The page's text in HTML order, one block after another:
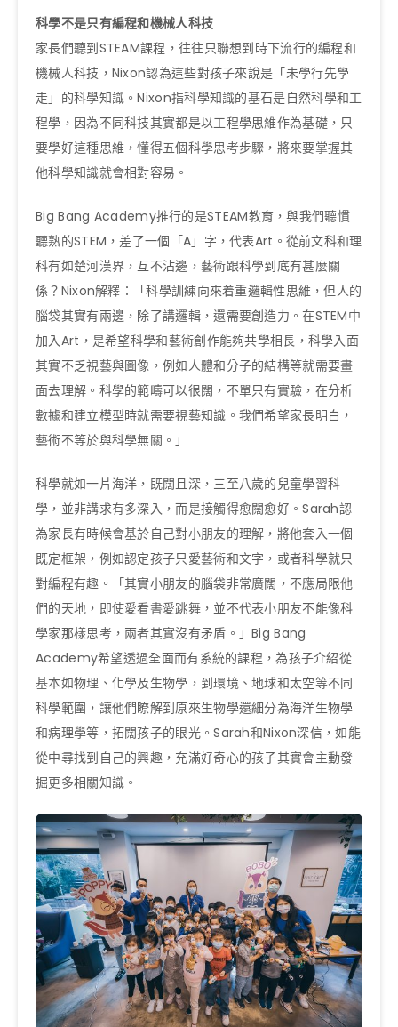
科學不是只有編程和機械人科技
家長們聽到STEAM課程，往往只聯想到時下流行的編程和
機械人科技，Nixon認為這些對孩子來說是「未學行先學
走」的科學知識。Nixon指科學知識的基石是自然科學和工
程學，因為不同科技其實都是以工程學思維作為基礎，只
要學好這種思維，懂得五個科學思考步驟，將來要掌握其
他科學知識就會相對容易。
Big Bang Academy推行的是STEAM教育，與我們聽慣
聽熟的STEM，差了一個「A」字，代表Art。從前文科和理
科有如楚河漢界，互不沾邊，藝術跟科學到底有甚麼關
係？Nixon解釋：「科學訓練向來着重邏輯性思維，但人的
腦袋其實有兩邊，除了講邏輯，還需要創造力。在STEM中
加入Art，是希望科學和藝術創作能夠共學相長，科學入面
其實不乏視藝與圖像，例如人體和分子的結構等就需要畫
面去理解。科學的範疇可以很闊，不單只有實驗，在分析
數據和建立模型時就需要視藝知識。我們希望家長明白，
藝術不等於與科學無關。」
科學就如一片海洋，既闊且深，三至八歲的兒童學習科
學，並非講求有多深入，而是接觸得愈闊愈好。Sarah認
為家長有時候會基於自己對小朋友的理解，將他套入一個
既定框架，例如認定孩子只愛藝術和文字，或者科學就只
對編程有趣。「其實小朋友的腦袋非常廣闊，不應局限他
們的天地，即使愛看書愛跳舞，並不代表小朋友不能像科
學家那樣思考，兩者其實沒有矛盾。」Big Bang
Academy希望透過全面而有系統的課程，為孩子介紹從
基本如物理、化學及生物學，到環境、地球和太空等不同
科學範圍，讓他們瞭解到原來生物學還細分為海洋生物學
和病理學等，拓闊孩子的眼光。Sarah和Nixon深信，如能
從中尋找到自己的興趣，充滿好奇心的孩子其實會主動發
掘更多相關知識。